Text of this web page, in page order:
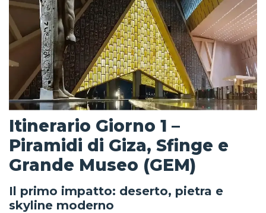
Itinerario Giorno 1 –
Piramidi di Giza, Sfinge e
Grande Museo (GEM)
Il primo impatto: deserto, pietra e
skyline moderno